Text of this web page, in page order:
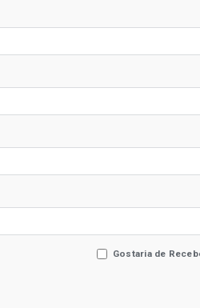
Gostaria de